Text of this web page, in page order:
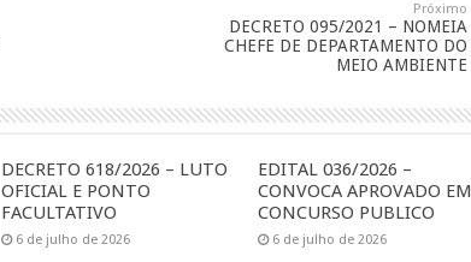
Próximo
DECRETO 095/2021 – NOMEIA
CHEFE DE DEPARTAMENTO DO
MEIO AMBIENTE
DECRETO 618/2026 – LUTO
OFICIAL E PONTO
FACULTATIVO
6 de julho de 2026
EDITAL 036/2026 –
CONVOCA APROVADO EM
CONCURSO PUBLICO
6 de julho de 2026